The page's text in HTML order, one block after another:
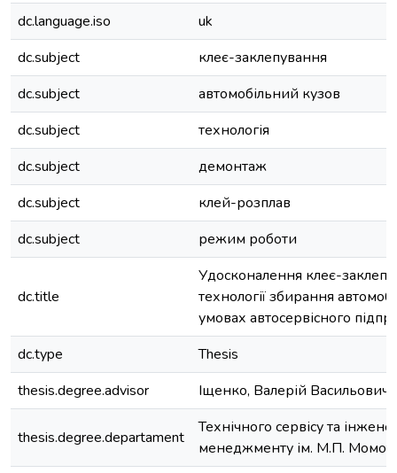
dc.language.iso
uk
dc.subject
клеє-заклепування
dc.subject
автомобільний кузов
dc.subject
технологія
dc.subject
демонтаж
dc.subject
клей-розплав
dc.subject
режим роботи
dc.title
Удосконалення клеє-
технології збирання
умовах автосервісного
dc.type
Thesis
thesis.degree.advisor
Іщенко, Валерій Васильович
thesis.degree.departament
Технічного сервісу та
менеджменту ім. М.П.